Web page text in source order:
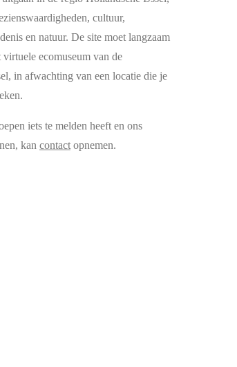
cultuur,
en natuur. De site moet langzaam
ecomuseum van de
in afwachting van een locatie die je
iets te melden heeft en ons
kan contactopnemen.